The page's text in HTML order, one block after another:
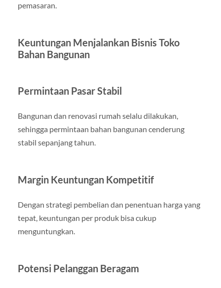
pemasaran.
Keuntungan Menjalankan Bisnis Toko
Bahan Bangunan
Permintaan Pasar Stabil
Bangunan dan renovasi rumah selalu dilakukan,
sehingga permintaan bahan bangunan cenderung
stabil sepanjang tahun.
Margin Keuntungan Kompetitif
Dengan strategi pembelian dan penentuan harga yang
tepat, keuntungan per produk bisa cukup
menguntungkan.
Potensi Pelanggan Beragam